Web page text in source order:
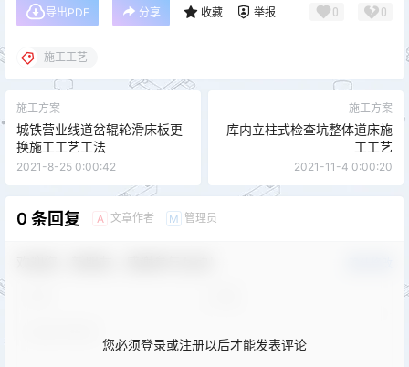
导出PDF 分享 收藏 举报 0 0
施工工艺
施工方案
城铁营业线道岔辊轮滑床板更
换施工工艺工法
2021-8-25 0:00:42
施工方案
库内立柱式检查坑整体道床施
工工艺
2021-11-4 0:00:20
0 条回复 A 文章作者 M 管理员
您必须登录或注册以后才能发表评论